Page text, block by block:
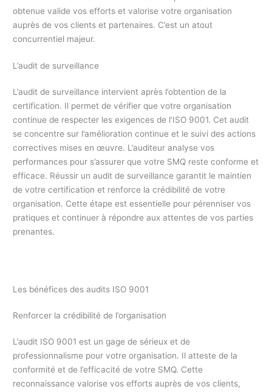
obtenue valide vos efforts et valorise votre organisation
auprès de vos clients et partenaires. C’est un atout
concurrentiel majeur.
L’audit de surveillance
L’audit de surveillance intervient après l’obtention de la
certification. Il permet de vérifier que votre organisation
continue de respecter les exigences de l’ISO 9001. Cet audit
se concentre sur l’amélioration continue et le suivi des actions
correctives mises en œuvre. L’auditeur analyse vos
performances pour s’assurer que votre SMQ reste conforme et
efficace. Réussir un audit de surveillance garantit le maintien
de votre certification et renforce la crédibilité de votre
organisation. Cette étape est essentielle pour pérenniser vos
pratiques et continuer à répondre aux attentes de vos parties
prenantes.
Les bénéfices des audits ISO 9001
Renforcer la crédibilité de l’organisation
L’audit ISO 9001 est un gage de sérieux et de
professionnalisme pour votre organisation. Il atteste de la
conformité et de l’efficacité de votre SMQ. Cette
reconnaissance valorise vos efforts auprès de vos clients,